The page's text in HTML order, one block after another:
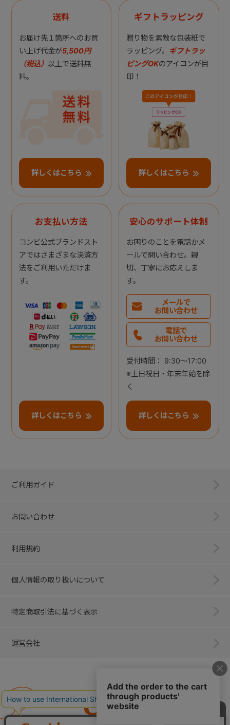
送料
お届け先１箇所へのお買
い上げ代金が5,500円
（税込） 以上で送料無
料。
詳しくはこちら
ギフトラッピング
贈り物を素敵な包装紙で
ラッピング。 ギフトラッ
ピングOKのアイコンが目
印！
詳しくはこちら
お支払い方法
コンビ公式ブランドスト
アではさまざまな決済方
法をご利用いただけま
す。
詳しくはこちら
安心のサポート体制
お困りのことを電話かメ
ールで問い合わせ。親
切、丁寧にお応えしま
す。
メールで
お問い合わせ
電話で
お問い合わせ
受付時間： 9:30～17:00
※土日祝日・年末年始を除
く
詳しくはこちら
ご利用ガイド
お問い合わせ
利用規約
個人情報の取り扱いについて
特定商取引法に基づく表示
運営会社